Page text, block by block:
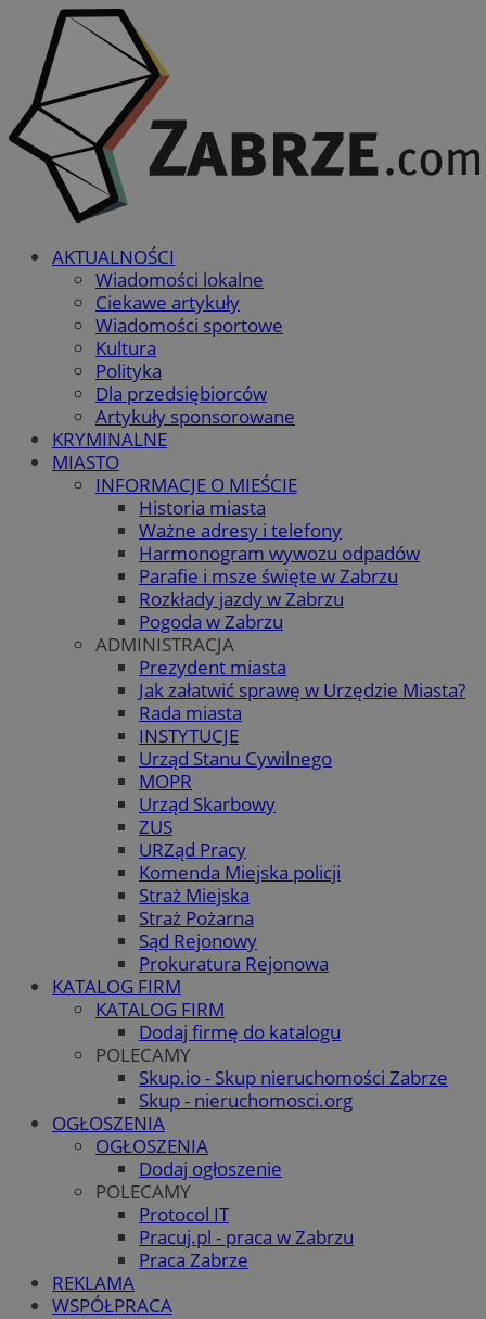
AKTUALNOŚCI
Wiadomości lokalne
Ciekawe artykuły
Wiadomości sportowe
Kultura
Polityka
Dla przedsiębiorców
Artykuły sponsorowane
KRYMINALNE
MIASTO
INFORMACJE O MIEŚCIE
Historia miasta
Ważne adresy i telefony
Harmonogram wywozu odpadów
Parafie i msze święte w Zabrzu
Rozkłady jazdy w Zabrzu
Pogoda w Zabrzu
ADMINISTRACJA
Prezydent miasta
Jak załatwić sprawę w Urzędzie Miasta?
Rada miasta
INSTYTUCJE
Urząd Stanu Cywilnego
MOPR
Urząd Skarbowy
ZUS
URZąd Pracy
Komenda Miejska policji
Straż Miejska
Straż Pożarna
Sąd Rejonowy
Prokuratura Rejonowa
KATALOG FIRM
KATALOG FIRM
Dodaj firmę do katalogu
POLECAMY
Skup.io - Skup nieruchomości Zabrze
Skup - nieruchomosci.org
OGŁOSZENIA
OGŁOSZENIA
Dodaj ogłoszenie
POLECAMY
Protocol IT
Pracuj.pl - praca w Zabrzu
Praca Zabrze
REKLAMA
WSPÓŁPRACA